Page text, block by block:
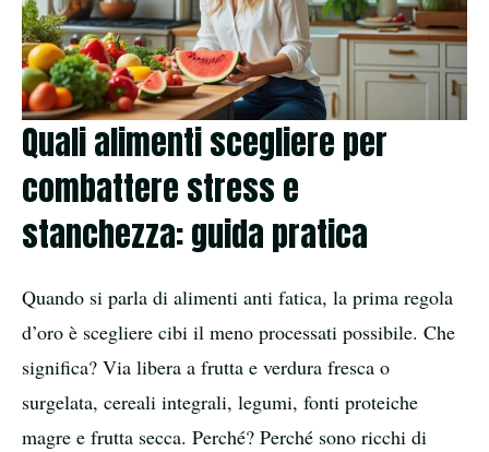
Quali alimenti scegliere per
combattere stress e
stanchezza: guida pratica
Quando si parla di alimenti anti fatica, la prima regola
d’oro è scegliere cibi il meno processati possibile. Che
significa? Via libera a frutta e verdura fresca o
surgelata, cereali integrali, legumi, fonti proteiche
magre e frutta secca. Perché? Perché sono ricchi di